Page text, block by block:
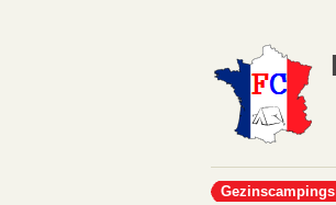
Gezinscampings